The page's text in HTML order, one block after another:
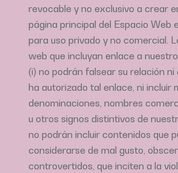
revocable y no exclusivo a crear
página principal del Espacio Web
para uso privado y no comercial.
web que incluyan enlace a
(i) no podrán falsear su relación
ha autorizado tal enlace, ni incluir
denominaciones, nombres
u otros signos distintivos de
no podrán incluir contenidos que
considerarse de mal gusto,
controvertidos, que inciten a la